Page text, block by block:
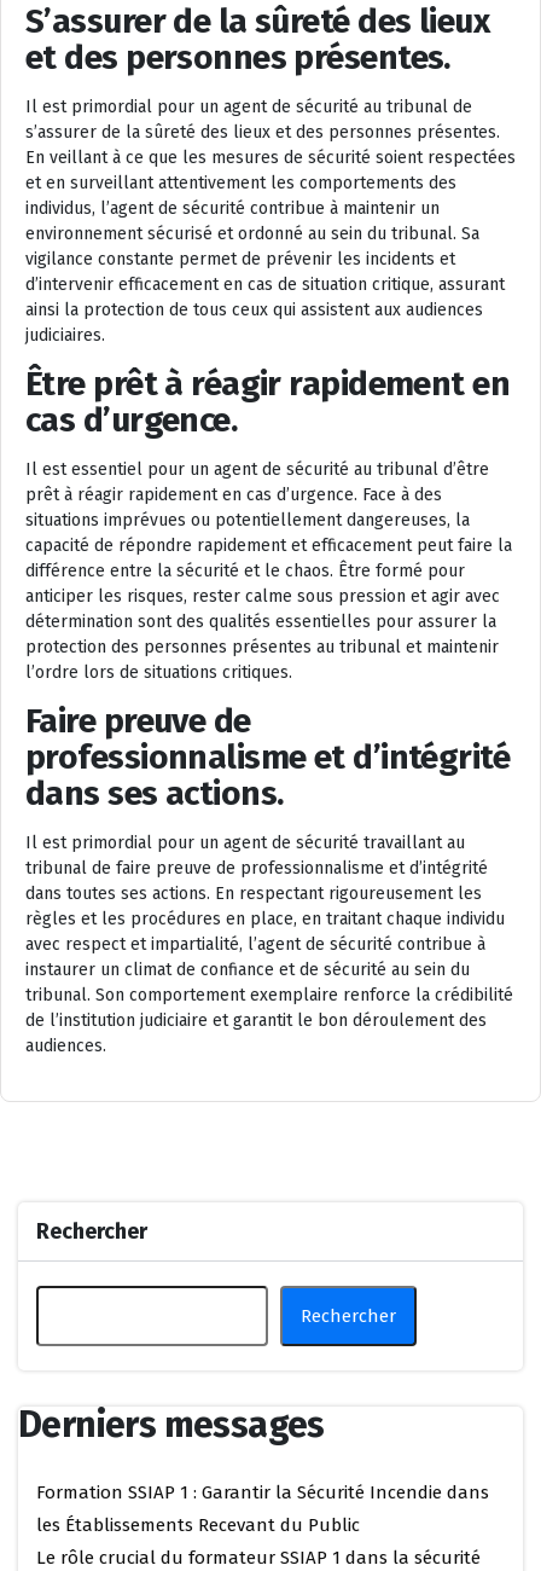
S’assurer de la sûreté des lieux
et des personnes présentes.
Il est primordial pour un agent de sécurité au tribunal de
s’assurer de la sûreté des lieux et des personnes présentes.
En veillant à ce que les mesures de sécurité soient respectées
et en surveillant attentivement les comportements des
individus, l’agent de sécurité contribue à maintenir un
environnement sécurisé et ordonné au sein du tribunal. Sa
vigilance constante permet de prévenir les incidents et
d’intervenir efficacement en cas de situation critique, assurant
ainsi la protection de tous ceux qui assistent aux audiences
judiciaires.
Être prêt à réagir rapidement en
cas d’urgence.
Il est essentiel pour un agent de sécurité au tribunal d’être
prêt à réagir rapidement en cas d’urgence. Face à des
situations imprévues ou potentiellement dangereuses, la
capacité de répondre rapidement et efficacement peut faire la
différence entre la sécurité et le chaos. Être formé pour
anticiper les risques, rester calme sous pression et agir avec
détermination sont des qualités essentielles pour assurer la
protection des personnes présentes au tribunal et maintenir
l’ordre lors de situations critiques.
Faire preuve de
professionnalisme et d’intégrité
dans ses actions.
Il est primordial pour un agent de sécurité travaillant au
tribunal de faire preuve de professionnalisme et d’intégrité
dans toutes ses actions. En respectant rigoureusement les
règles et les procédures en place, en traitant chaque individu
avec respect et impartialité, l’agent de sécurité contribue à
instaurer un climat de confiance et de sécurité au sein du
tribunal. Son comportement exemplaire renforce la crédibilité
de l’institution judiciaire et garantit le bon déroulement des
audiences.
Rechercher
Rechercher
Derniers messages
Formation SSIAP 1 : Garantir la Sécurité Incendie dans
les Établissements Recevant du Public
Le rôle crucial du formateur SSIAP 1 dans la sécurité